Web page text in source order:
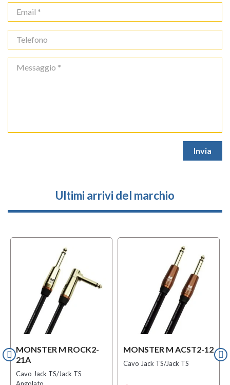
Ultimi arrivi del marchio
MONSTER M ROCK2-
21A
Cavo Jack TS/Jack TS
MONSTER M ACST2-12
Cavo Jack TS/Jack TS